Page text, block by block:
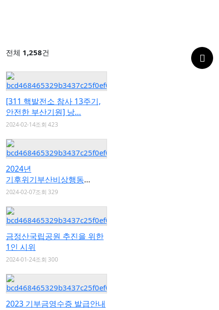
전체 1,258건
[311 핵발전소 참사 13주기,
안전한 부산기원] 낭…
2024-02-14조회 423
2024년
기후위기부산비상행동
전체회의 개최
2024-02-07조회 329
금정산국립공원 추진을 위한
1인 시위
2024-01-24조회 300
2023 기부금영수증 발급안내